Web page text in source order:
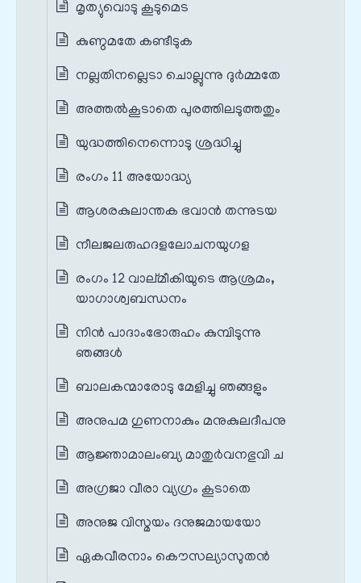
മൃത്യുവൊടു കൂടുമെട
കുണ്ഠമതേ കണ്ടീടുക
നല്ലതിനല്ലെടാ ചൊല്ലുന്നു ദുര്‍മ്മതേ
അത്തല്‍കൂടാതെ പുരത്തിലടുത്തതും
യുദ്ധത്തിനെന്നൊടു ശ്രദ്ധിച്ചു
രംഗം 11 അയോദ്ധ്യ
ആശരകുലാന്തക ഭവാന്‍ തന്നുടയ
നീലജലരുഹദളലോചനയുഗള
രംഗം 12 വാല്മീകിയുടെ ആശ്രമം,
യാഗാശ്വബന്ധനം
നിന്‍ പാദാംഭോരുഹം കുമ്പിടുന്നു
ഞങ്ങള്‍
ബാലകന്മാരോടു മേളിച്ചു ഞങ്ങളും
അനുപമ ഗുണനാകും മനുകുലദീപനു
ആജ്ഞാമാലംബ്യ മാതുര്‍വനഭുവി ച
അഗ്രജാ വീരാ വ്യഗ്രം കൂടാതെ
അനുജ വിസ്മയം ദനുജമായയോ
ഏകവീരനാം കൌസല്യാസുതന്‍